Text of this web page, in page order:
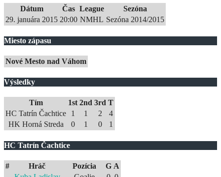
Dátum Čas League
Sezóna
29. januára 2015 20:00 NMHL Sezóna 2014/2015
Miesto zápasu
Nové Mesto nad Váhom
Výsledky
Tím 1st 2nd 3rd T
HC Tatrín Čachtice
1 1 2
4
HK Horná Streda
0 1 0 1
HC Tatrín Čachtice
# Hráč Pozícia G A